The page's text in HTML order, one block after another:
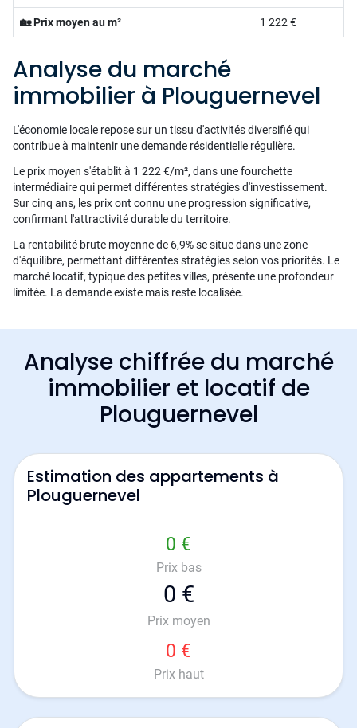
🏡 Prix moyen au m² 1 222 €
Analyse du marché
immobilier à Plouguernevel
L'économie locale repose sur un tissu d'activités diversifié qui
contribue à maintenir une demande résidentielle régulière.
Le prix moyen s'établit à 1 222 €/m², dans une fourchette
intermédiaire qui permet différentes stratégies d'investissement.
Sur cinq ans, les prix ont connu une progression significative,
confirmant l'attractivité durable du territoire.
La rentabilité brute moyenne de 6,9% se situe dans une zone
d'équilibre, permettant différentes stratégies selon vos priorités. Le
marché locatif, typique des petites villes, présente une profondeur
limitée. La demande existe mais reste localisée.
Analyse chiffrée du marché
immobilier et locatif de
Plouguernevel
Estimation des appartements à
Plouguernevel
0 €
Prix bas
0 €
Prix moyen
0 €
Prix haut